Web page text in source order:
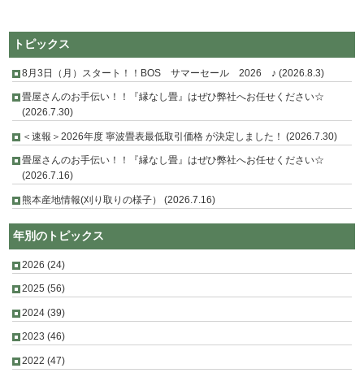
トピックス
8月3日（月）スタート！！BOS サマーセール 2026 ♪ (2026.8.3)
畳屋さんのお手伝い！！『縁なし畳』はぜひ弊社へお任せください☆
(2026.7.30)
＜速報＞2026年度 寧波畳表最低取引価格 が決定しました！ (2026.7.30)
畳屋さんのお手伝い！！『縁なし畳』はぜひ弊社へお任せください☆
(2026.7.16)
熊本産地情報(刈り取りの様子） (2026.7.16)
年別のトピックス
2026 (24)
2025 (56)
2024 (39)
2023 (46)
2022 (47)